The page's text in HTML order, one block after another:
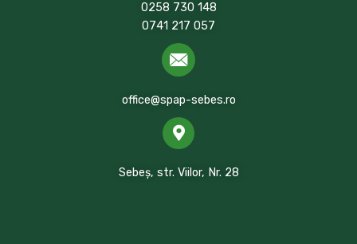
0258 730 148
0741 217 057
office@spap-sebes.ro
Sebeș, str. Viilor, Nr. 28